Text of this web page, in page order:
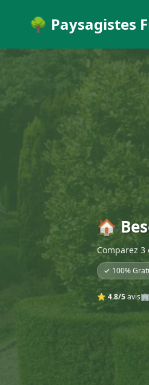
🌳 Paysagistes
🏠
Comparez
✓ 100%
⭐ 4.8/5avis🏢